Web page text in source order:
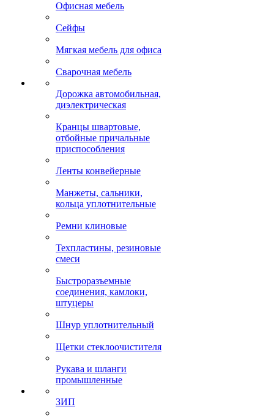
Офисная мебель
Сейфы
Мягкая мебель для офиса
Сварочная мебель
Дорожка автомобильная,
диэлектрическая
Кранцы швартовые,
отбойные причальные
приспособления
Ленты конвейерные
Манжеты, сальники,
кольца уплотнительные
Ремни клиновые
Техпластины, резиновые
смеси
Быстроразъемные
соединения, камлоки,
штуцеры
Шнур уплотнительный
Щетки стеклоочистителя
Рукава и шланги
промышленные
ЗИП